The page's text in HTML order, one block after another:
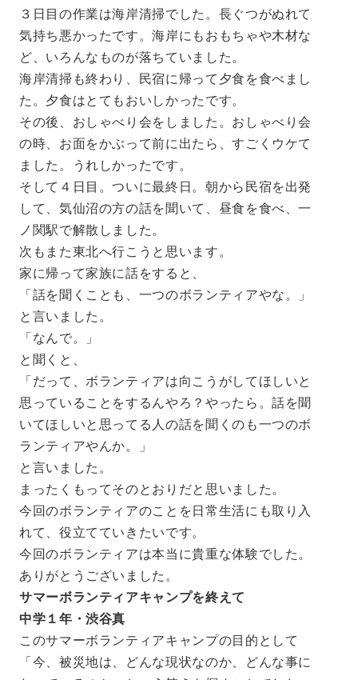
３日目の作業は海岸清掃でした。長ぐつがぬれて
気持ち悪かったです。海岸にもおもちゃや木材な
ど、いろんなものが落ちていました。
海岸清掃も終わり、民宿に帰って夕食を食べまし
た。夕食はとてもおいしかったです。
その後、おしゃべり会をしました。おしゃべり会
の時、お面をかぶって前に出たら、すごくウケて
ました。うれしかったです。
そして４日目。ついに最終日。朝から民宿を出発
して、気仙沼の方の話を聞いて、昼食を食べ、一
ノ関駅で解散しました。
次もまた東北へ行こうと思います。
家に帰って家族に話をすると、
「話を聞くことも、一つのボランティアやな。」
と言いました。
「なんで。」
と聞くと、
「だって、ボランティアは向こうがしてほしいと
思っていることをするんやろ？やったら。話を聞
いてほしいと思ってる人の話を聞くのも一つのボ
ランティアやんか。」
と言いました。
まったくもってそのとおりだと思いました。
今回のボランティアのことを日常生活にも取り入
れて、役立てていきたいです。
今回のボランティアは本当に貴重な体験でした。
ありがとうございました。
サマーボランティアキャンプを終えて
中学１年・渋谷真
このサマーボランティアキャンプの目的として
「今、被災地は、どんな現状なのか、どんな事に